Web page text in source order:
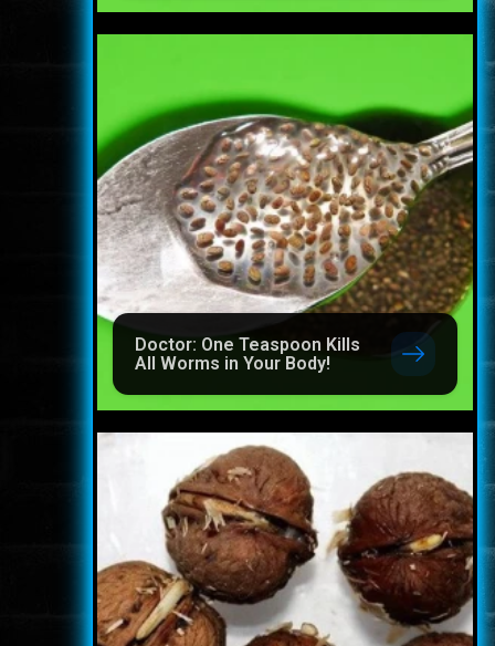
Doctor: One Teaspoon Kills
All Worms in Your Body!